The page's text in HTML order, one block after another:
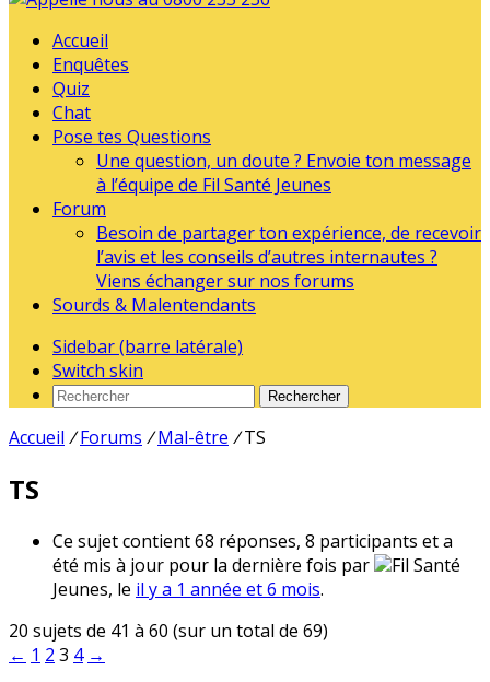
Accueil
Enquêtes
Quiz
Chat
Pose tes Questions
Une question, un doute ? Envoie ton message
à l’équipe de Fil Santé Jeunes
Forum
Besoin de partager ton expérience, de recevoir
l’avis et les conseils d’autres internautes ?
Viens échanger sur nos forums
Sourds & Malentendants
Sidebar (barre latérale)
Switch skin
Rechercher
Accueil / Forums / Mal-être / TS
TS
Ce sujet contient 68 réponses, 8 participants et a
été mis à jour pour la dernière fois par
Fil Santé
Jeunes, le il y a 1 année et 6 mois.
20 sujets de 41 à 60 (sur un total de 69)
← 1 2 3 4 →